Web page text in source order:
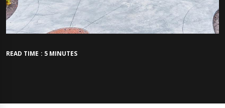
READ TIME : 5 MINUTES